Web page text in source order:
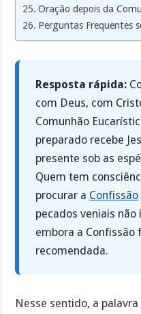
Oração depois da
Perguntas Frequentes
Resposta rápida:
com Deus, com
Comunhão
preparado recebe
presente sob as
Quem tem
procurar a Confissão
pecados veniais
embora a
recomendada.
Nesse sentido, a